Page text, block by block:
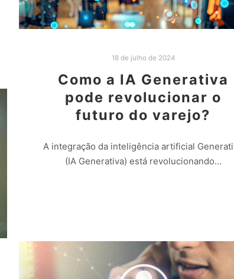
18 de julho de 2024
Como a IA Generativa
pode revolucionar o
futuro do varejo?
A integração da inteligência artificial
(IA Generativa) está revolucionando…